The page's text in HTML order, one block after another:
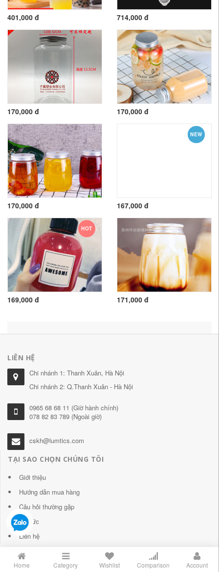
401,000 đ 714,000 đ
170,000 đ 170,000 đ
170,000 đ
NEW
167,000 đ
HOT
169,000 đ 171,000 đ
LIÊN HỆ
Chi nhánh 1: Thanh Xuân, Hà Nội
Chi nhánh 2: Q.Thanh Xuân - Hà Nội
0965 68 68 11 (Giờ hành chính)
078 82 83 789 (Ngoài giờ)
cskh@lumtics.com
TẠI SAO CHỌN CHÚNG TÔI
Giới thiệu
Hướng dẫn mua hàng
Câu hỏi thường gặp
Tin tức
Liên hệ
Home Category Wishlist Comparison Account